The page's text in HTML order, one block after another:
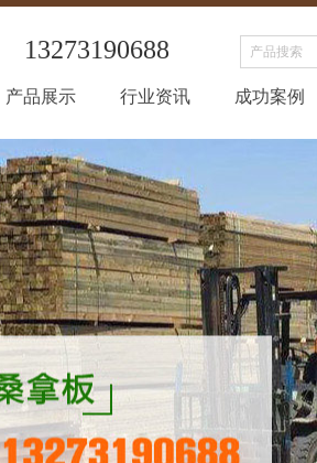
13273190688
产品展示 行业资讯 成功案例